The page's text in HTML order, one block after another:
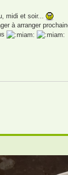
midi et soir...
à arranger